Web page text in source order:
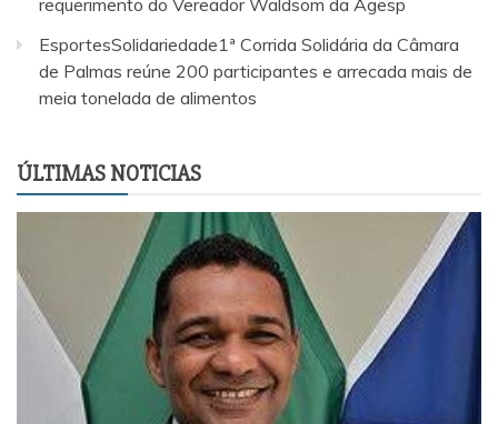
requerimento do Vereador Waldsom da Agesp
EsportesSolidariedade1ª Corrida Solidária da Câmara
de Palmas reúne 200 participantes e arrecada mais de
meia tonelada de alimentos
ÚLTIMAS NOTICIAS